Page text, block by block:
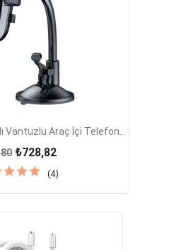
Vantuzlu Araç İçi Telefon...
₺728,82
(4)